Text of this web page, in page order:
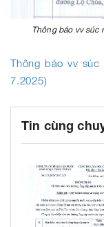
Thông báo vv súc
Thông báo vv
7.2025)
Tin cùng